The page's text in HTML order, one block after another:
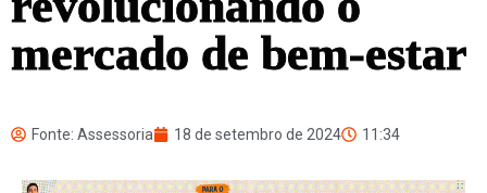
mercado de bem-estar
Fonte: Assessoria 18 de setembro de 2024 11:34